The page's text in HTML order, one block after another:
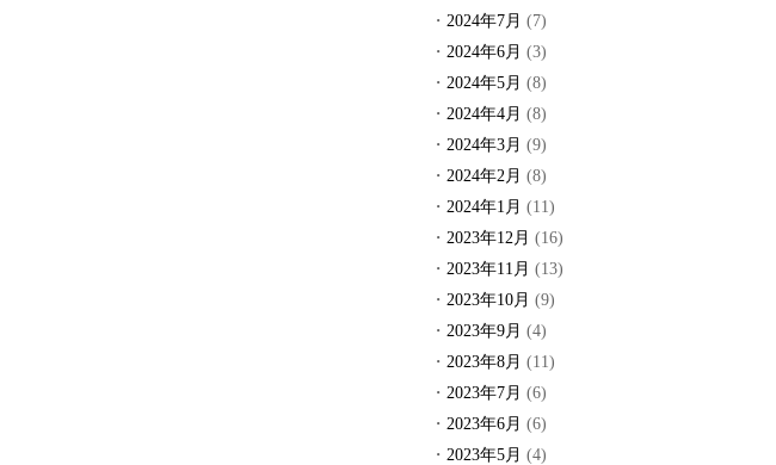
2024年7月 (7)
2024年6月 (3)
2024年5月 (8)
2024年4月 (8)
2024年3月 (9)
2024年2月 (8)
2024年1月 (11)
2023年12月 (16)
2023年11月 (13)
2023年10月 (9)
2023年9月 (4)
2023年8月 (11)
2023年7月 (6)
2023年6月 (6)
2023年5月 (4)